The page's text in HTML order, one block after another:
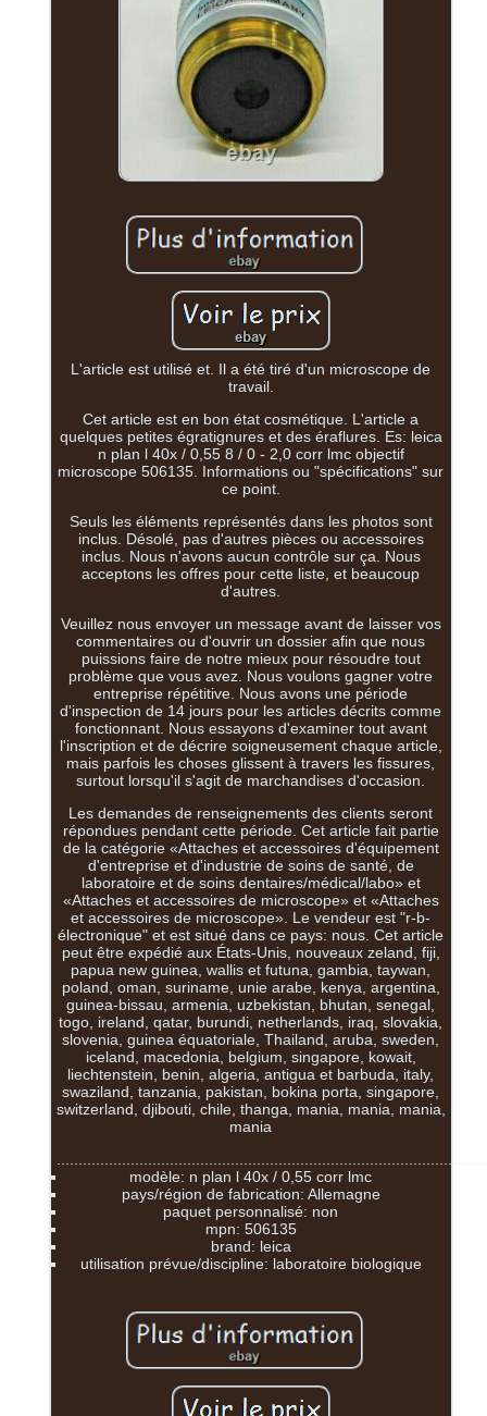
L'article est utilisé et. Il a été tiré d'un microscope de
travail.
Cet article est en bon état cosmétique. L'article a
quelques petites égratignures et des éraflures. Es: leica
n plan l 40x / 0,55 8 / 0 - 2,0 corr lmc objectif
microscope 506135. Informations ou "spécifications" sur
ce point.
Seuls les éléments représentés dans les photos sont
inclus. Désolé, pas d'autres pièces ou accessoires
inclus. Nous n'avons aucun contrôle sur ça. Nous
acceptons les offres pour cette liste, et beaucoup
d'autres.
Veuillez nous envoyer un message avant de laisser vos
commentaires ou d'ouvrir un dossier afin que nous
puissions faire de notre mieux pour résoudre tout
problème que vous avez. Nous voulons gagner votre
entreprise répétitive. Nous avons une période
d'inspection de 14 jours pour les articles décrits comme
fonctionnant. Nous essayons d'examiner tout avant
l'inscription et de décrire soigneusement chaque article,
mais parfois les choses glissent à travers les fissures,
surtout lorsqu'il s'agit de marchandises d'occasion.
Les demandes de renseignements des clients seront
répondues pendant cette période. Cet article fait partie
de la catégorie «Attaches et accessoires d'équipement
d'entreprise et d'industrie de soins de santé, de
laboratoire et de soins dentaires/médical/labo» et
«Attaches et accessoires de microscope» et «Attaches
et accessoires de microscope». Le vendeur est "r-b-
électronique" et est situé dans ce pays: nous. Cet article
peut être expédié aux États-Unis, nouveaux zeland, fiji,
papua new guinea, wallis et futuna, gambia, taywan,
poland, oman, suriname, unie arabe, kenya, argentina,
guinea-bissau, armenia, uzbekistan, bhutan, senegal,
togo, ireland, qatar, burundi, netherlands, iraq, slovakia,
slovenia, guinea équatoriale, Thailand, aruba, sweden,
iceland, macedonia, belgium, singapore, kowait,
liechtenstein, benin, algeria, antigua et barbuda, italy,
swaziland, tanzania, pakistan, bokina porta, singapore,
switzerland, djibouti, chile, thanga, mania, mania, mania,
mania
modèle: n plan l 40x / 0,55 corr lmc
pays/région de fabrication: Allemagne
paquet personnalisé: non
mpn: 506135
brand: leica
utilisation prévue/discipline: laboratoire biologique